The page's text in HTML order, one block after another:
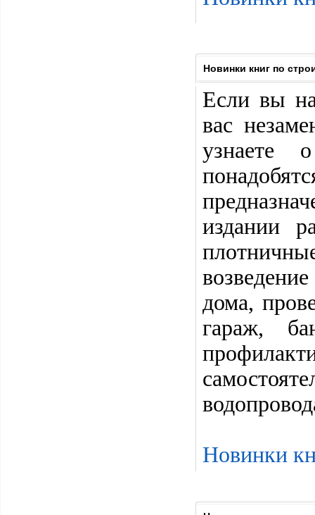
Новинки книг по
Если вы
вас
узнаете
издании
дома,
гараж,
Новинки